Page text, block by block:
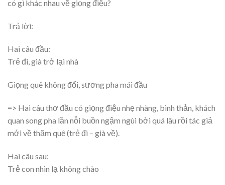
có gì khác nhau về giọng điệu?
Trả lời:
Hai câu đầu:
Trẻ đi, già trở lại nhà
Giọng quê không đổi, sương pha mái đầu
=> Hai câu thơ đầu có giọng điệu nhẹ nhàng, bình thản, khách
quan song pha lần nỗi buồn ngậm ngùi bởi quá lâu rồi tác giả
mới về thăm quê (trẻ đi – già về).
Hai câu sau:
Trẻ con nhìn lạ không chào